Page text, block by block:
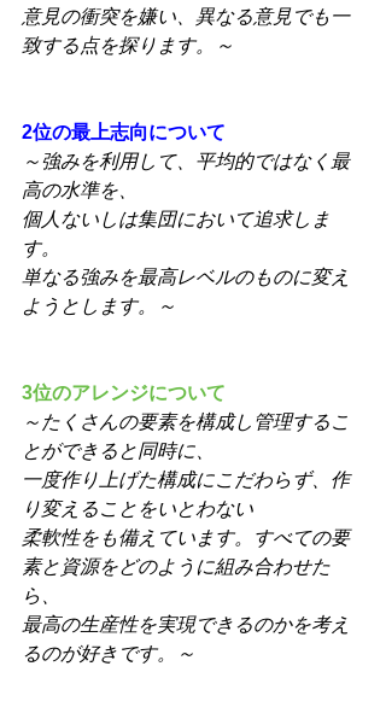
意見の衝突を嫌い、異なる意見でも一
致する点を探ります。～
2位の最上志向について
～強みを利用して、平均的ではなく最
高の水準を、
個人ないしは集団において追求しま
す。
単なる強みを最高レベルのものに変え
ようとします。～
3位のアレンジについて
～たくさんの要素を構成し管理するこ
とができると同時に、
一度作り上げた構成にこだわらず、作
り変えることをいとわない
柔軟性をも備えています。すべての要
素と資源をどのように組み合わせた
ら、
最高の生産性を実現できるのかを考え
るのが好きです。～